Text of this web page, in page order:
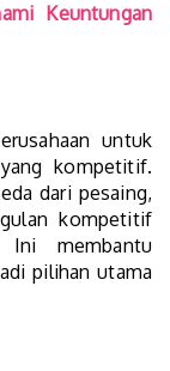
Keuntungan
untuk
kompetitif.
dari pesaing,
kompetitif
Ini membantu
pilihan utama